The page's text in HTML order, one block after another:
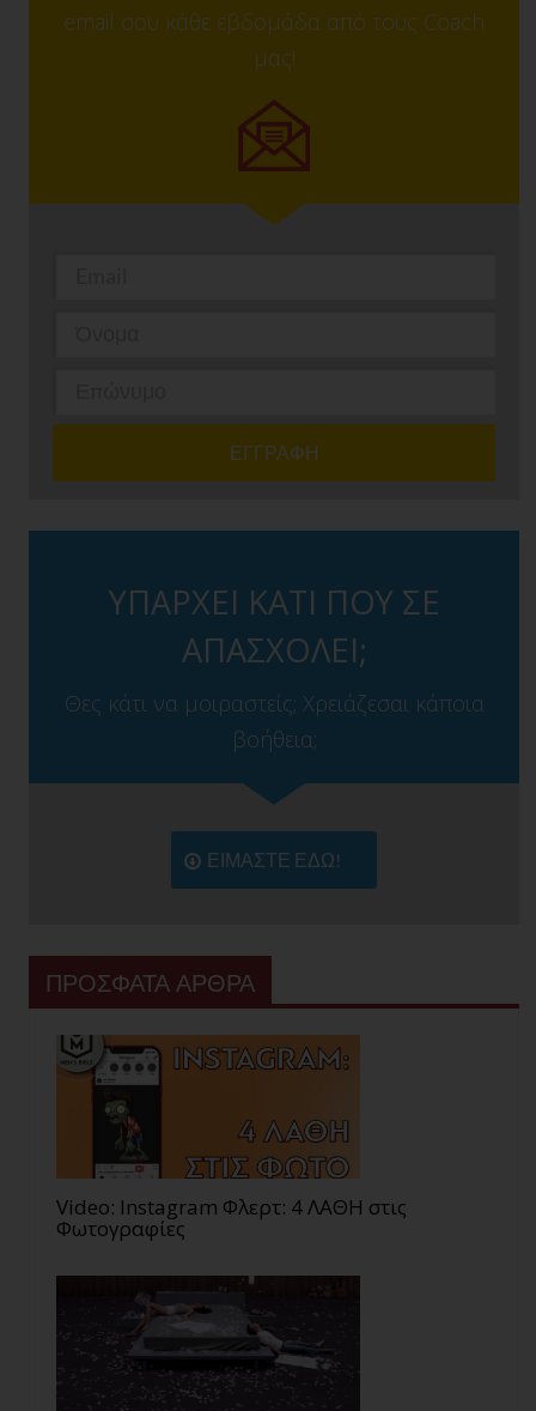
email σου κάθε εβδομάδα από τους Coach
μας!
ΥΠΑΡΧΕΙ ΚΑΤΙ ΠΟΥ ΣΕ
ΑΠΑΣΧΟΛΕΙ;
Θες κάτι να μοιραστείς; Χρειάζεσαι κάποια
βοήθεια;
ΕΙΜΑΣΤΕ ΕΔΩ!
ΠΡΟΣΦΑΤΑ ΑΡΘΡΑ
Video: Instagram Φλερτ: 4 ΛΑΘΗ στις
Φωτογραφίες